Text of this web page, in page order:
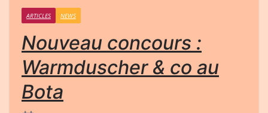
ARTICLES NEWS
Nouveau concours :
Warmduscher & co au
Bota